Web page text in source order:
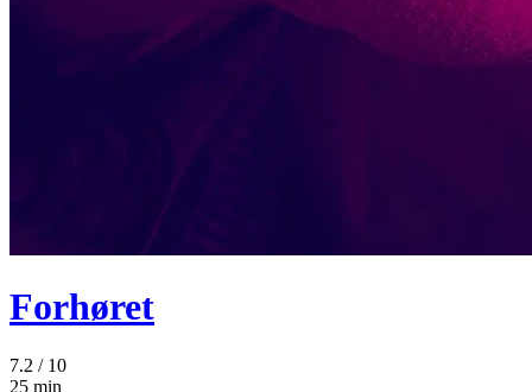
Forhøret
7.2 / 10
25 min